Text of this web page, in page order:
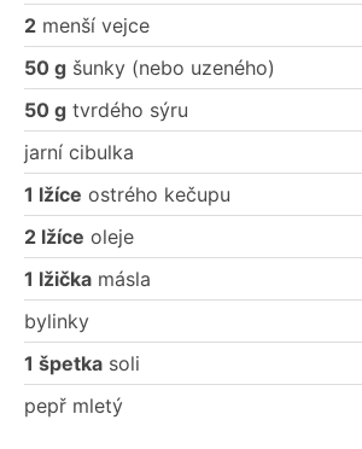
2 menší vejce
50 g šunky (nebo uzeného)
50 g tvrdého sýru
jarní cibulka
1 lžíce ostrého kečupu
2 lžíce oleje
1 lžička másla
bylinky
1 špetka soli
pepř mletý